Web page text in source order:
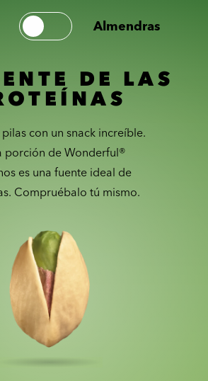
Almendras
DE LAS
pilas con un snack increíble.
porción de Wonderful®
es una fuente ideal de
Compruébalo tú mismo.